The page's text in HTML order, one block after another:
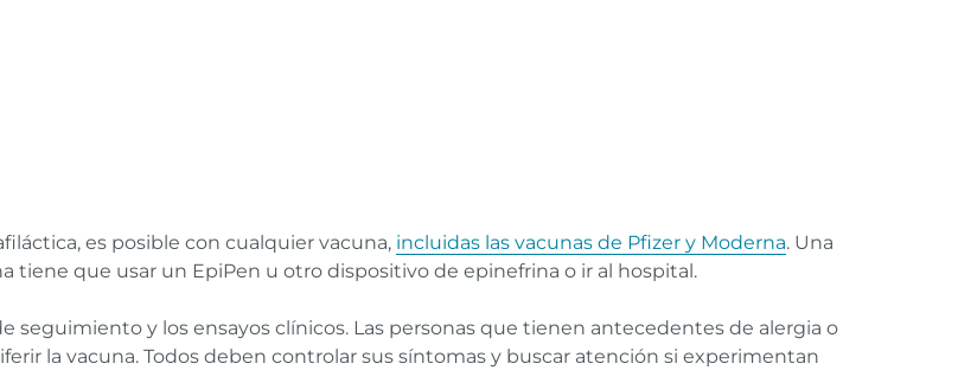
es posible con cualquier vacuna, incluidas las vacunas de Pfizer y Moderna. Una
tiene que usar un EpiPen u otro dispositivo de epinefrina o ir al hospital.
seguimiento y los ensayos clínicos. Las personas que tienen antecedentes de alergia o
la vacuna. Todos deben controlar sus síntomas y buscar atención si experimentan